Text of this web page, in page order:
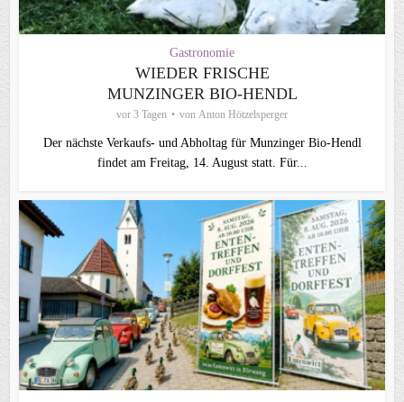
Gastronomie
WIEDER FRISCHE
MUNZINGER BIO-HENDL
vor 3 Tagen von Anton Hötzelsperger
Der nächste Verkaufs- und Abholtag für Munzinger Bio-Hendl
findet am Freitag, 14. August statt. Für...